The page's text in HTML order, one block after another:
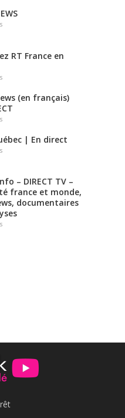
RT France en
(en français)
| En direct
– DIRECT TV –
france et monde,
documentaires